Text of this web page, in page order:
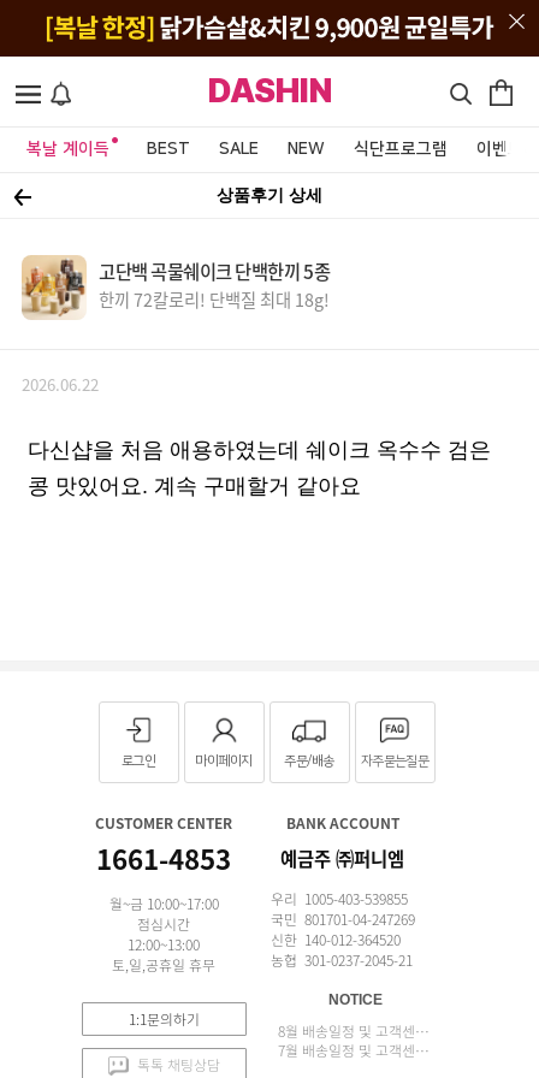
DASHIN
복날 계이득 BEST SALE NEW 식단프로그램 이벤트&
상품후기 상세
고단백 곡물쉐이크 단백한끼 5종
한끼 72칼로리! 단백질 최대 18g!
2026.06.22
다신샵을 처음 애용하였는데 쉐이크 옥수수 검은
콩 맛있어요. 계속 구매할거 같아요
로그인 마이페이지 주문/배송 자주묻는질문
CUSTOMER CENTER
1661-4853
월~금 10:00~17:00
점심시간
12:00~13:00
토,일,공휴일 휴무
1:1문의하기
톡톡 채팅상담
BANK ACCOUNT
예금주 ㈜퍼니엠
우리 1005-403-539855
국민 801701-04-247269
신한 140-012-364520
농협 301-0237-2045-21
NOTICE
8월 배송일정 및 고객센터 업무 안내
7월 배송일정 및 고객센터 업무 안내